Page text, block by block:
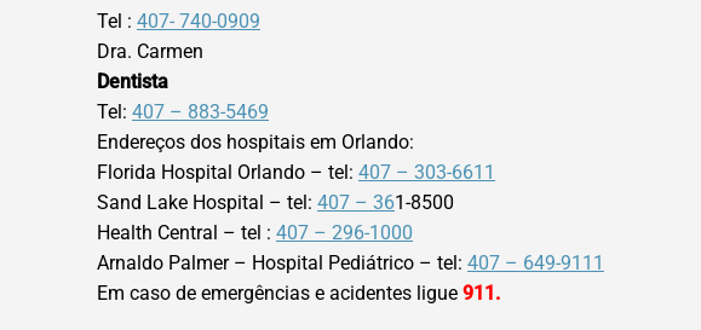
Tel : 407- 740-0909
Dra. Carmen
Dentista
Tel: 407 – 883-5469
Endereços dos hospitais em Orlando:
Florida Hospital Orlando – tel: 407 – 303-6611
Sand Lake Hospital – tel: 407 – 361-8500
Health Central – tel : 407 – 296-1000
Arnaldo Palmer – Hospital Pediátrico – tel: 407 – 649-9111
Em caso de emergências e acidentes ligue 911.